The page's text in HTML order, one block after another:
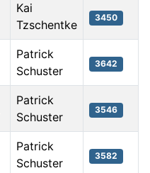
Kai
Tzschentke
3450
Patrick
Schuster
3642
Patrick
Schuster
3546
Patrick
Schuster
3582